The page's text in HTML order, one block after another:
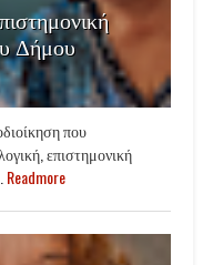
Δήμου
που
επιστημονική
Readmore